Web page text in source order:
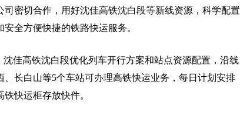
司密切合作，用好沈佳高铁沈白段等新线资源，科学配置
全方便快捷的铁路快运服务。
佳高铁沈白段优化列车开行方案和站点资源配置，沿线
长白山等5个车站可办理高铁快运业务，每日计划安排
快运柜存放快件。